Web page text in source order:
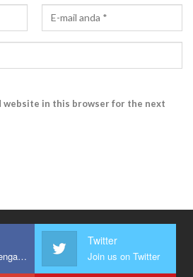
website in this browser for the next
Bergabung dengan kami
Twitter
Join us on Twitter